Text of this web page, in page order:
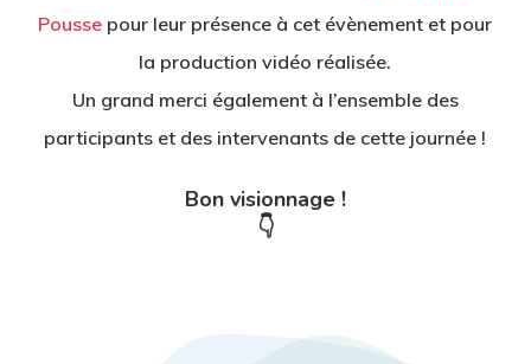
Pousse pour leur présence à cet évènement et pour
la production vidéo réalisée.
Un grand merci également à l’ensemble des
participants et des intervenants de cette journée !
Bon visionnage !
👇